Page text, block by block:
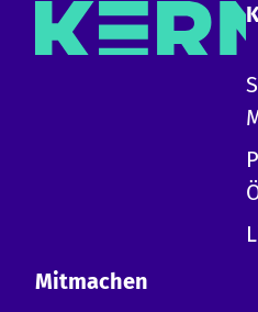
Mitmachen
Ich bin die KERN KI und
auf dieser Website Auskunft
-Erste Schritte mit KERN